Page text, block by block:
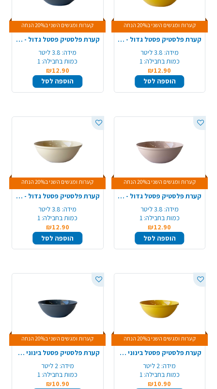
קערות ומגשים השני ב20% הנחה
קערת פלסטיק פסטל גדול - צהוב
מידה: 3.8 ליטר
כמות בחבילה: 1
₪12.90
הוספה לסל
קערות ומגשים השני ב20% הנחה
קערת פלסטיק פסטל גדול - אפור כהה
מידה: 3.8 ליטר
כמות בחבילה: 1
₪12.90
הוספה לסל
קערות ומגשים השני ב20% הנחה
קערת פלסטיק פסטל גדול - ורוד
מידה: 3.8 ליטר
כמות בחבילה: 1
₪12.90
הוספה לסל
קערות ומגשים השני ב20% הנחה
קערת פלסטיק פסטל גדול - קרם
מידה: 3.8 ליטר
כמות בחבילה: 1
₪12.90
הוספה לסל
קערות ומגשים השני ב20% הנחה
קערת פלסטיק פסטל בינוני - צהוב
מידה: 2 ליטר
כמות בחבילה: 1
₪10.90
קערות ומגשים השני ב20% הנחה
קערת פלסטיק פסטל בינוני - אפור כהה
מידה: 2 ליטר
כמות בחבילה: 1
₪10.90